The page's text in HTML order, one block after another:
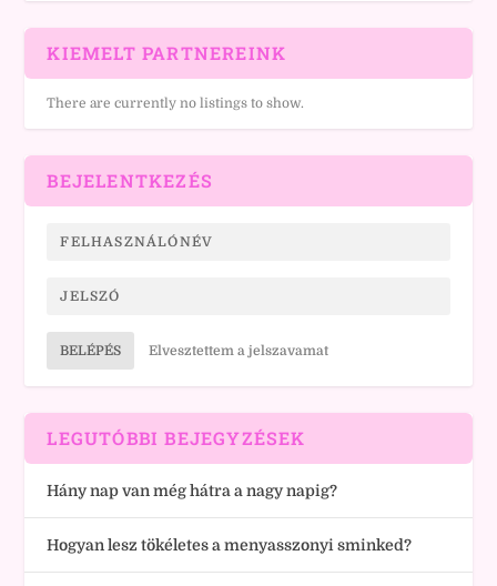
KIEMELT PARTNEREINK
There are currently no listings to show.
BEJELENTKEZÉS
BELÉPÉS Elvesztettem a jelszavamat
LEGUTÓBBI BEJEGYZÉSEK
Hány nap van még hátra a nagy napig?
Hogyan lesz tökéletes a menyasszonyi sminked?